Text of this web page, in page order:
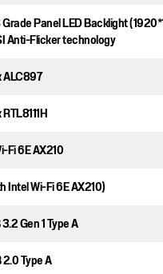
Panel LED Backlight
Anti-Flicker technology
Fi 6E AX210
Intel Wi-Fi 6E AX210)
Gen 1 Type A
Type A